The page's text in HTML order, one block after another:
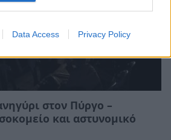
Data Access Privacy Policy
στον Πύργο –
και αστυνομικό